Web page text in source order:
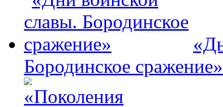
Бородинское сражение»